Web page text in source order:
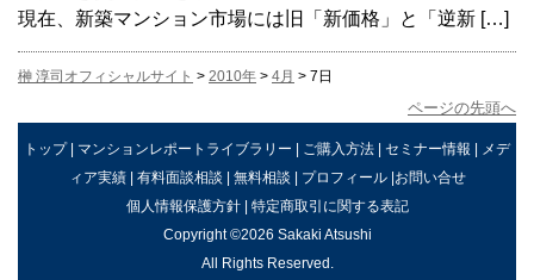
現在、新築マンション市場には旧「新価格」と「逆新 […]
榊 淳司オフィシャルサイト > 2010年 > 4月 > 7日
ページの先頭へ
トップ| マンションレポートライブラリー | ご購入方法 | セミナー情報 | メデ
ィア実績| 有料面談相談 | 無料相談 | プロフィール|お問い合せ
個人情報保護方針| 特定商取引に関する表記
Copyright ©2026 Sakaki Atsushi
All Rights Reserved.